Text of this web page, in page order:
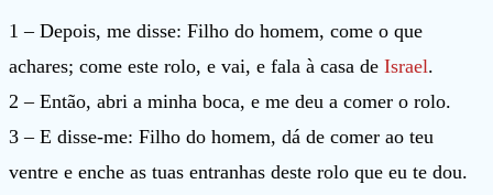
1 – Depois, me disse: Filho do homem, come o que
achares; come este rolo, e vai, e fala à casa de Israel.
2 – Então, abri a minha boca, e me deu a comer o rolo.
3 – E disse-me: Filho do homem, dá de comer ao teu
ventre e enche as tuas entranhas deste rolo que eu te dou.